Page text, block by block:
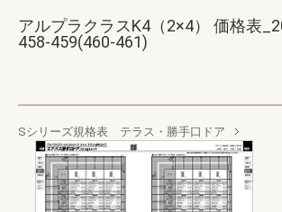
アルプラクラスK4（2×4） 価格表
458-459(460-461)
Sシリーズ規格表 テラス・勝手口ドア